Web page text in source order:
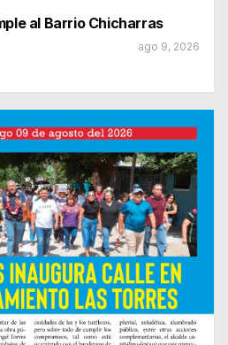
al Barrio Chicharras
ago 9, 2026